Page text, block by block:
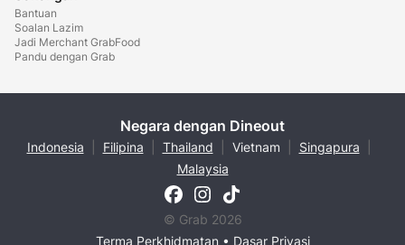
Bantuan
Soalan Lazim
Jadi Merchant GrabFood
Pandu dengan Grab
Negara dengan Dineout
Indonesia Filipina Thailand Vietnam Singapura
Malaysia
© Grab 2026
Terma Perkhidmatan• Dasar Privasi